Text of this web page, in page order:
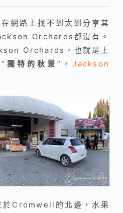
網路上找不到太到分享其
Orchards都沒有。
Orchards，也就是上
獨特的秋景 ”，Jackson
Cromwell的北邊，水果